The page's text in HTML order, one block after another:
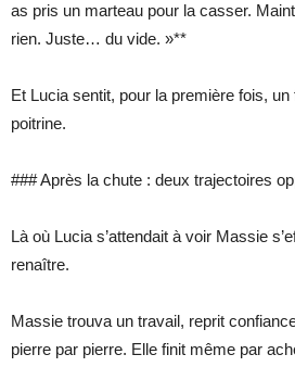
as pris un marteau pour la casser.
rien. Juste… du vide. »**
Et Lucia sentit, pour la première fois,
poitrine.
### Après la chute : deux trajectoires
Là où Lucia s’attendait à voir Massie
renaître.
Massie trouva un travail, reprit
pierre par pierre. Elle finit même par